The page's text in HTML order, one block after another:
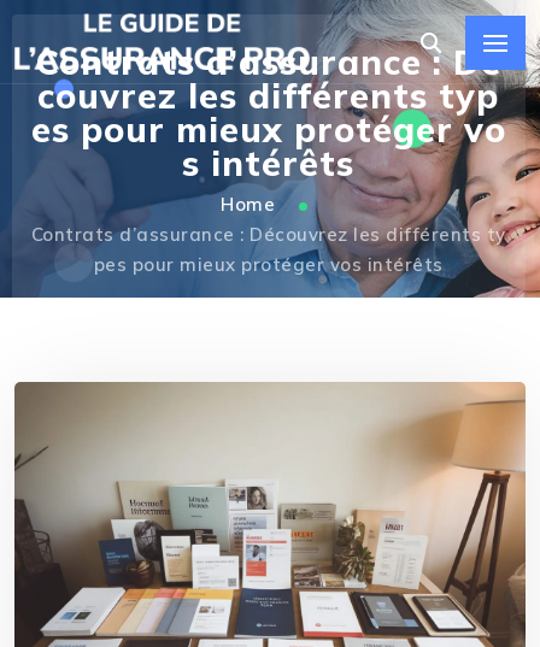
Contrats d’assurance : Dé
couvrez les différents typ
es pour mieux protéger vo
s intérêts
Home
Contrats d’assurance : Découvrez les différents ty
pes pour mieux protéger vos intérêts